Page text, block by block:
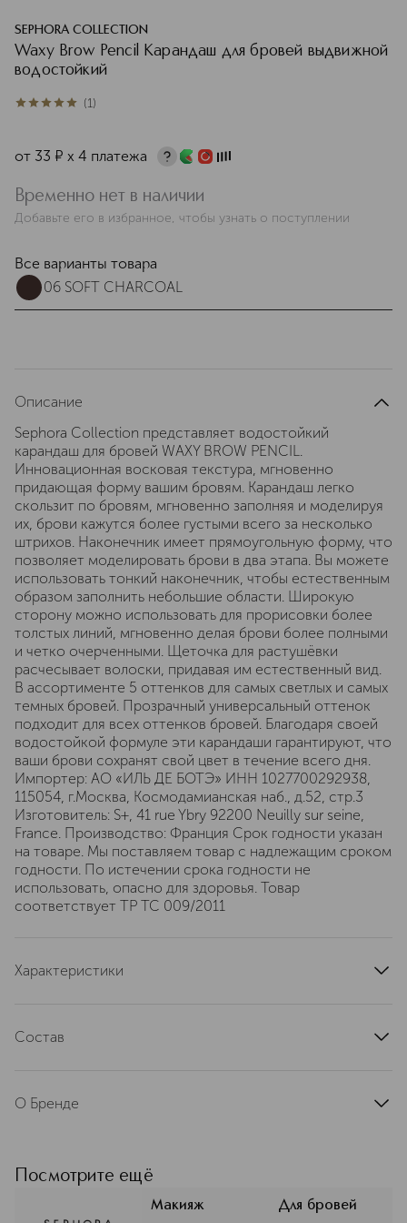
SEPHORA COLLECTION
Waxy Brow Pencil Карандаш для бровей выдвижной
водостойкий
5из 51 (1)
от 33 ¤ х 4 платежа
Временно нет в наличии
Добавьте его в избранное, чтобы узнать о поступлении
Все варианты товара
06 SOFT CHARCOAL
Описание
Sephora Collection представляет водостойкий
карандаш для бровей WAXY BROW PENCIL.
Инновационная восковая текстура, мгновенно
придающая форму вашим бровям. Карандаш легко
скользит по бровям, мгновенно заполняя и моделируя
их, брови кажутся более густыми всего за несколько
штрихов. Наконечник имеет прямоугольную форму, что
позволяет моделировать брови в два этапа. Вы можете
использовать тонкий наконечник, чтобы естественным
образом заполнить небольшие области. Широкую
сторону можно использовать для прорисовки более
толстых линий, мгновенно делая брови более полными
и четко очерченными. Щеточка для растушёвки
расчесывает волоски, придавая им естественный вид.
В ассортименте 5 оттенков для самых светлых и самых
темных бровей. Прозрачный универсальный оттенок
подходит для всех оттенков бровей. Благодаря своей
водостойкой формуле эти карандаши гарантируют, что
ваши брови сохранят свой цвет в течение всего дня.
Импортер: АО «ИЛЬ ДЕ БОТЭ» ИНН 1027700292938,
115054, г.Москва, Космодамианская наб., д.52, стр.3
Изготовитель: S+, 41 rue Ybry 92200 Neuilly sur seine,
France. Производство: Франция Срок годности указан
на товаре. Мы поставляем товар с надлежащим сроком
годности. По истечении срока годности не
использовать, опасно для здоровья. Товар
соответствует ТР ТС 009/2011
Характеристики
Состав
caprylic/capric triglyceride , dimer dilinoleyl dimer
oil , pentaerythrityl tetra-di-t-butyl hydroxyhydrocinnamate
, panthenol , tocopherol. 02 nutmeg brown - ingredients :
polybutene , synthetic wax , hydrogenated vegetable oil ,
О Бренде
безграничная сила красоты,
инноваций, доступности,
вызывающая восторг в мире моды!
Посмотрите ещё
Макияж Для бровей